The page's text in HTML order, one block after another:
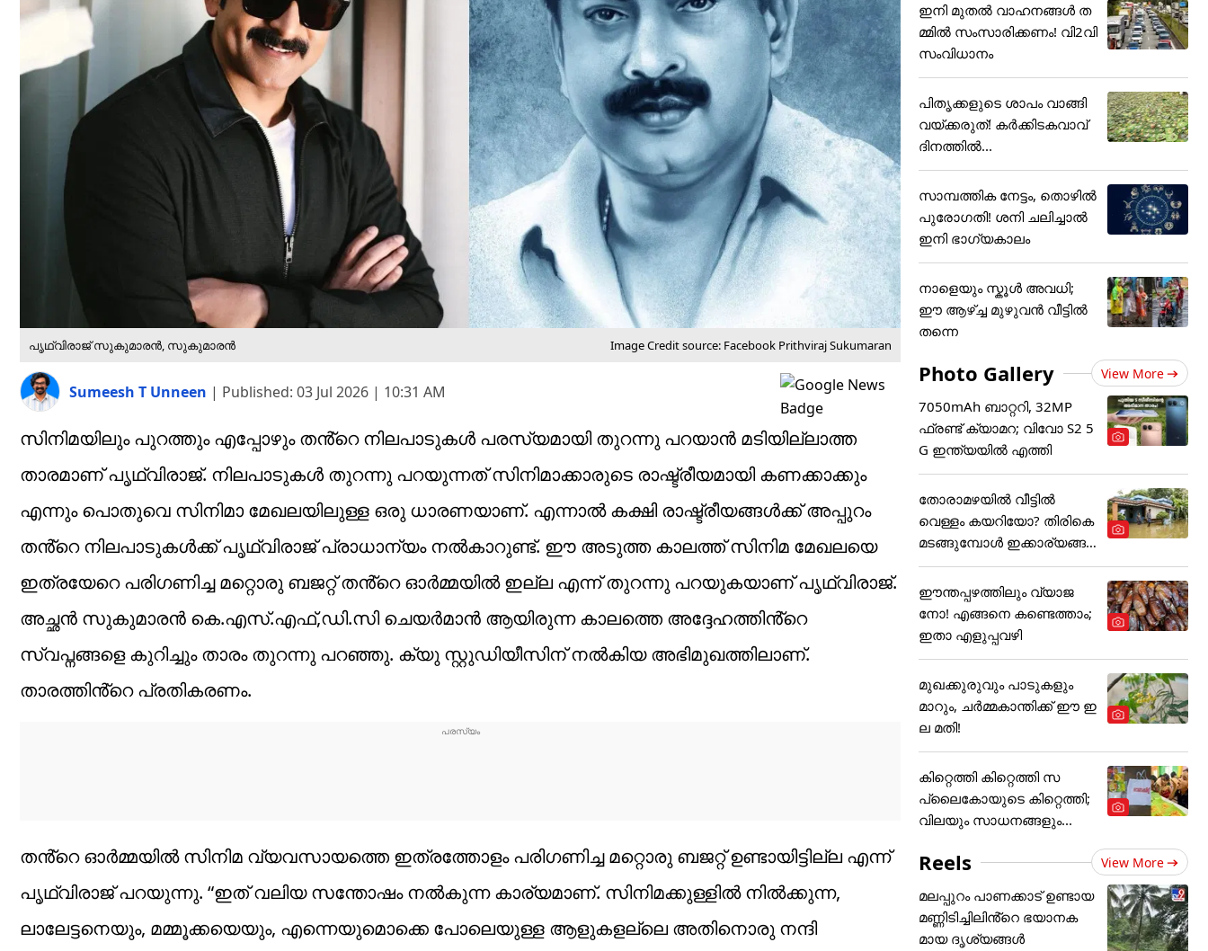
പൃഥ്വിരാജ് സുകുമാരൻ, സുകുമാരൻ Image Credit source: Facebook Prithviraj Sukumaran
Sumeesh T Unneen | Published: 03 Jul 2026 | 10:31 AM
സിനിമയിലും പുറത്തും എപ്പോഴും തൻ്റെ നിലപാടുകൾ പരസ്യമായി തുറന്നു പറയാൻ മടിയില്ലാത്ത
താരമാണ് പൃഥ്വിരാജ്. നിലപാടുകൾ തുറന്നു പറയുന്നത് സിനിമാക്കാരുടെ രാഷ്ട്രീയമായി കണക്കാക്കും
എന്നും പൊതുവെ സിനിമാ മേഖലയിലുള്ള ഒരു ധാരണയാണ്. എന്നാൽ കക്ഷി രാഷ്ട്രീയങ്ങൾക്ക് അപ്പുറം
തൻ്റെ നിലപാടുകൾക്ക് പൃഥ്വിരാജ് പ്രാധാന്യം നൽകാറുണ്ട്. ഈ അടുത്ത കാലത്ത് സിനിമ മേഖലയെ
ഇത്രയേറെ പരിഗണിച്ച മറ്റൊരു ബജറ്റ് തൻ്റെ ഓർമ്മയിൽ ഇല്ല എന്ന് തുറന്നു പറയുകയാണ് പൃഥ്വിരാജ്.
അച്ഛൻ സുകുമാരൻ കെ.എസ്.എഫ്,ഡി.സി ചെയർമാൻ ആയിരുന്ന കാലത്തെ അദ്ദേഹത്തിൻ്റെ
സ്വപ്നങ്ങളെ കുറിച്ചും താരം തുറന്നു പറഞ്ഞു. ക്യു സ്റ്റുഡിയീസിന് നൽകിയ അഭിമുഖത്തിലാണ്.
താരത്തിൻ്റെ പ്രതികരണം.
തൻ്റെ ഓർമ്മയിൽ സിനിമ വ്യവസായത്തെ ഇത്രത്തോളം പരിഗണിച്ച മറ്റൊരു ബജറ്റ് ഉണ്ടായിട്ടില്ല എന്ന്
പൃഥ്വിരാജ് പറയുന്നു. “ഇത് വലിയ സന്തോഷം നൽകുന്ന കാര്യമാണ്. സിനിമക്കുള്ളിൽ നിൽക്കുന്ന,
ലാലേട്ടനെയും, മമ്മൂക്കയെയും, എന്നെയുമൊക്കെ പോലെയുള്ള ആളുകളല്ലെ അതിനൊരു നന്ദി
ഇനി മുതൽ വാഹനങ്ങൾ ത
മ്മിൽ സംസാരിക്കണം! വി2വി
സംവിധാനം
പിതൃക്കളുടെ ശാപം വാങ്ങി
വയ്ക്കരുത്! കർക്കിടകവാവ്
ദിനത്തിൽ...
സാമ്പത്തിക നേട്ടം, തൊഴിൽ
പുരോഗതി! ശനി ചലിച്ചാൽ
ഇനി ഭാഗ്യകാലം
നാളെയും സ്കൂൾ അവധി;
ഈ ആഴ്ച്ച മുഴുവൻ വീട്ടിൽ
തന്നെ
Photo Gallery View More
7050mAh ബാറ്ററി, 32MP
ഫ്രണ്ട് ക്യാമറ; വിവോ S2 5
G ഇന്ത്യയിൽ എത്തി
തോരാമഴയിൽ വീട്ടിൽ
വെള്ളം കയറിയോ? തിരികെ
മടങ്ങുമ്പോൾ ഇക്കാര്യങ്ങ
ൾ
ഈന്തപ്പഴത്തിലും വ്യാജ
നോ! എങ്ങനെ കണ്ടെത്താം;
ഇതാ എളുപ്പവഴി
മുഖക്കുരുവും പാടുകളും
മാറും, ചർമ്മകാന്തിക്ക് ഈ ഇ
ല മതി!
കിറ്റെത്തി കിറ്റെത്തി സ
പ്ലൈകോയുടെ കിറ്റെത്തി;
വിലയും സാധനങ്ങളും...
Reels View More
മലപ്പുറം പാണക്കാട് ഉണ്ടായ
മണ്ണിടിച്ചിലിൻ്റെ ഭയാനക
മായ ദൃശ്യങ്ങൾ